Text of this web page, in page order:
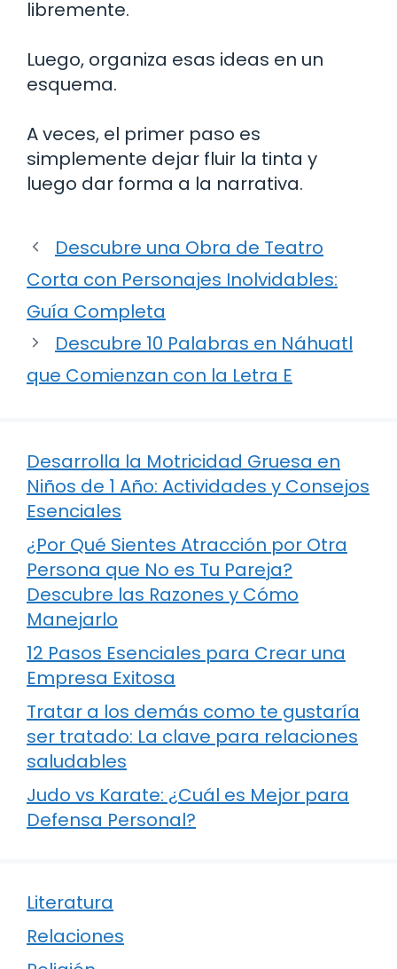
libremente.
Luego, organiza esas ideas en un
esquema.
A veces, el primer paso es
simplemente dejar fluir la tinta y
luego dar forma a la narrativa.
Descubre una Obra de Teatro
Corta con Personajes Inolvidables:
Guía Completa
Descubre 10 Palabras en Náhuatl
que Comienzan con la Letra E
Desarrolla la Motricidad Gruesa en
Niños de 1 Año: Actividades y Consejos
Esenciales
¿Por Qué Sientes Atracción por Otra
Persona que No es Tu Pareja?
Descubre las Razones y Cómo
Manejarlo
12 Pasos Esenciales para Crear una
Empresa Exitosa
Tratar a los demás como te gustaría
ser tratado: La clave para relaciones
saludables
Judo vs Karate: ¿Cuál es Mejor para
Defensa Personal?
Literatura
Relaciones